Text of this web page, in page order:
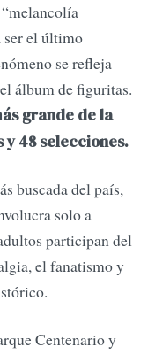
ser el último
se refleja
álbum de figuritas.
grande de la
y 48 selecciones.
buscada del país,
solo a
participan del
el fanatismo y
Centenario y